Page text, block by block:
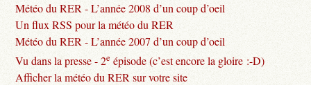
Météo du RER - L’année 2008 d’un coup d’oeil
Un flux RSS pour la météo du RER
Météo du RER - L’année 2007 d’un coup d’oeil
Vu dans la presse - 2e épisode (c’est encore la gloire :-D)
Afficher la météo du RER sur votre site